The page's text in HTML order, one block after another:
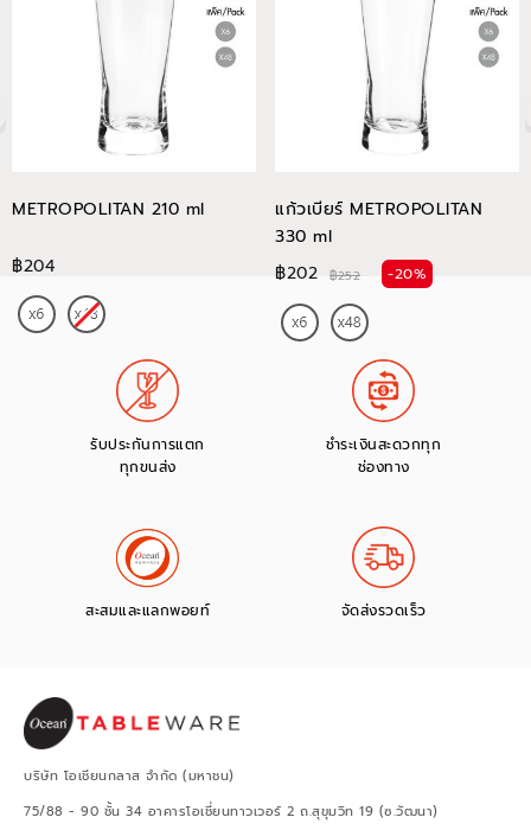
METROPOLITAN 210 ml
฿204
แก้วเบียร์ METROPOLITAN
330 ml
฿202
฿252 -20%
รับประกันการแตก
ทุกขนส่ง
ชำระเงินสะดวกทุก
ช่องทาง
สะสมและแลกพอยท์ จัดส่งรวดเร็ว
บริษัท โอเชียนกลาส จำกัด (มหาชน)
75/88 - 90 ชั้น 34 อาคารโอเชี่ยนทาวเวอร์ 2 ถ.สุขุมวิท 19 (ซ.วัฒนา)